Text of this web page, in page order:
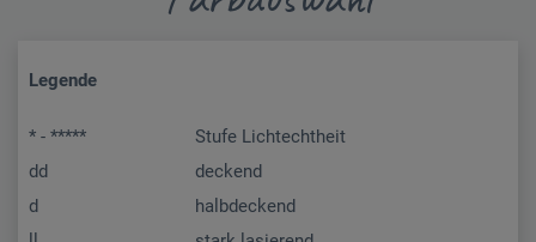
Legende
* - *****
Stufe Lichtechtheit
dd
deckend
d
halbdeckend